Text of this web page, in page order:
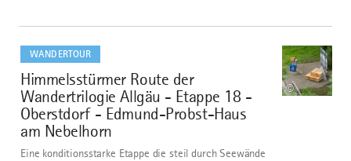
WANDERTOUR
8
Himmelsstürmer Route der
Wandertrilogie Allgäu - Etappe 18 -
Oberstdorf - Edmund-Probst-Haus
am Nebelhorn
©
Eine konditionsstarke Etappe die steil durch Seewände
dazu